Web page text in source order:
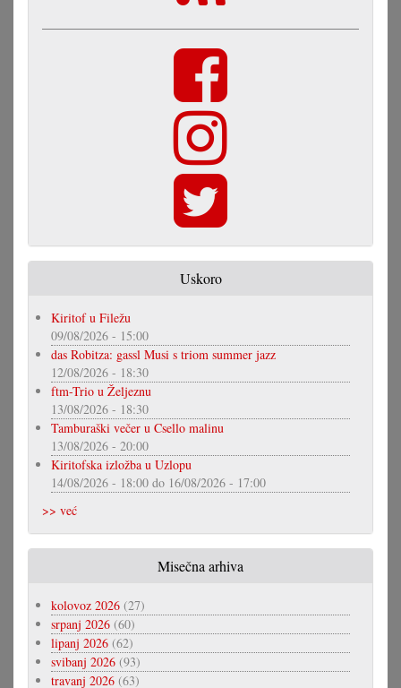
Uskoro
Kiritof u Filežu
09/08/2026 - 15:00
das Robitza: gassl Musi s triom summer jazz
12/08/2026 - 18:30
ftm-Trio u Željeznu
13/08/2026 - 18:30
Tamburaški večer u Csello malinu
13/08/2026 - 20:00
Kiritofska izložba u Uzlopu
14/08/2026 - 18:00 do 16/08/2026 - 17:00
>> već
Misečna arhiva
kolovoz 2026 (27)
srpanj 2026 (60)
lipanj 2026 (62)
svibanj 2026 (93)
travanj 2026 (63)